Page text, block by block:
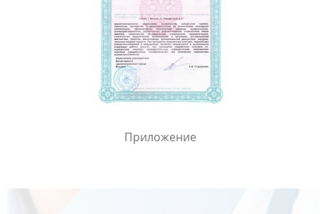
Приложение